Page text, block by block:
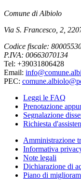
Comune di Albiolo
Via S. Francesco, 2,
Codice fiscale:
P.IVA: 00663070134
Tel: +39031806428
Email:
PEC:
Leggi le FAQ
Prenotazione
Segnalazione
Richiesta
Amministrazione
Informativa
Note legali
Dichiarazione di
Piano di